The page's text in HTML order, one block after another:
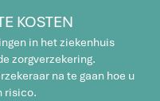
KOSTEN
in het ziekenhuis
zorgverzekering.
na te gaan hoe u
risico.